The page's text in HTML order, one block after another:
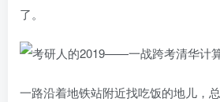
了。
一路沿着地铁站附近找吃饭的地儿，